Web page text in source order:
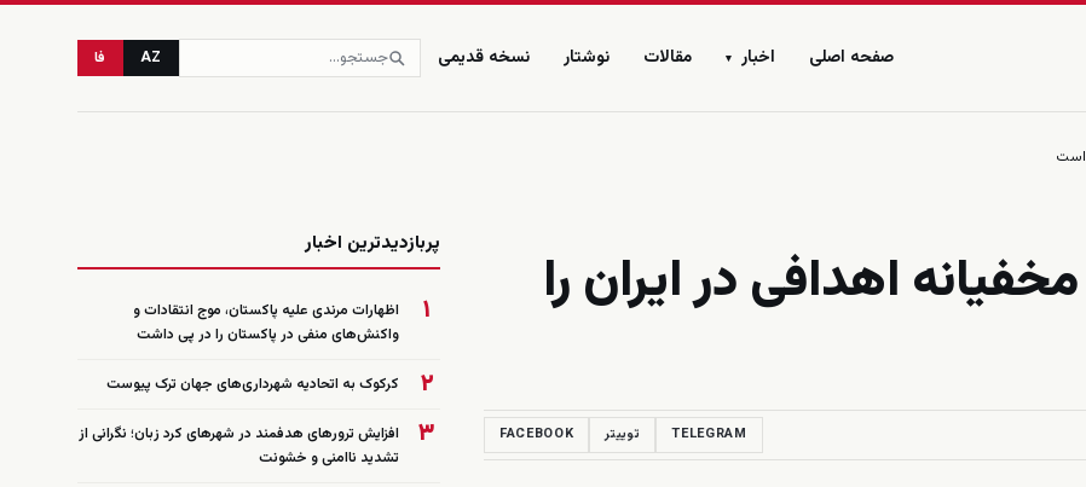
صفحه اصلی اخبار ▾ مقالات نوشتار نسخه قدیمی AZ فا
است
اهدافى در ايران را
TELEGRAM توییتر FACEBOOK
پربازدیدترین اخبار
۱
اظهارات مرندی علیه پاکستان، موج انتقادات و
واکنش‌های منفی در پاکستان را در پی داشت
۲ کرکوک به اتحادیه شهرداری‌های جهان ترک پیوست
۳
افزایش ترورهای هدفمند در شهرهای کرد زبان؛ نگرانی از
تشدید ناامنی و خشونت